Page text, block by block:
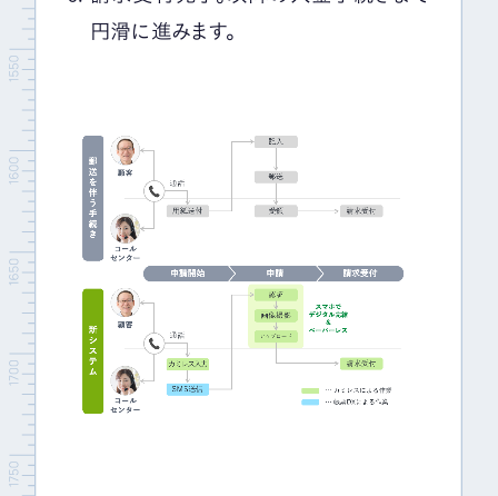
円滑に進みます。